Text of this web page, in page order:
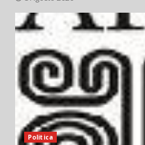
Politica